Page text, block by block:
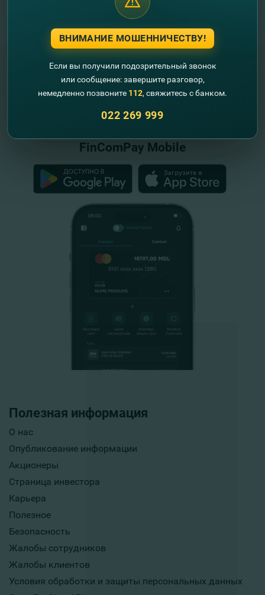
Исполнительной деятельностью ОУП ВП руководит директор,
который подчиняется Совету ОУП ВП, донорам и кредиторам.
Web страница: https://ogpae.gov.md/ru/
Полезная информация
О нас
Опубликование информации
Акционеры
Страница инвестора
Карьера
Полезное
Безопасность
Жалобы сотрудников
Жалобы клиентов
Условия обработки и защиты персональных данных
"FinComBank" S.A. является членом
Республики Молдова
FinComPay Mobile
ВНИМАНИЕ МОШЕННИЧЕСТВУ!
Если вы получили подозрительный звонок
или сообщение: завершите разговор,
немедленно позвоните 112, свяжитесь с банком.
022 269 999